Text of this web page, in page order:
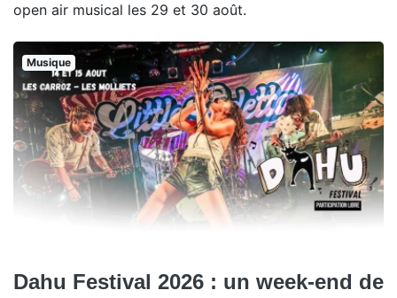
open air musical les 29 et 30 août.
Musique
Dahu Festival 2026 : un week-end de